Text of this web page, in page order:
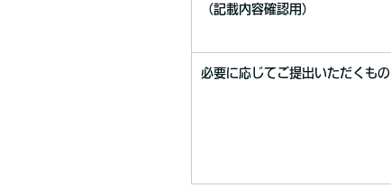
（記載内容確認用）
必要に応じてご提出いただくもの